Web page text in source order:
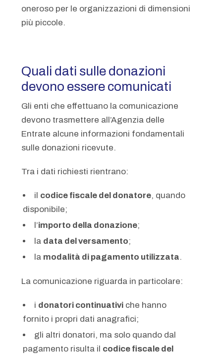
oneroso per le organizzazioni di dimensioni
più piccole.
Quali dati sulle donazioni
devono essere comunicati
Gli enti che effettuano la comunicazione
devono trasmettere all’Agenzia delle
Entrate alcune informazioni fondamentali
sulle donazioni ricevute.
Tra i dati richiesti rientrano:
il codice fiscale del donatore, quando
disponibile;
l’importo della donazione;
la data del versamento;
la modalità di pagamento utilizzata.
La comunicazione riguarda in particolare:
i donatori continuativiche hanno
fornito i propri dati anagrafici;
gli altri donatori, ma solo quando dal
pagamento risulta il codice fiscale del